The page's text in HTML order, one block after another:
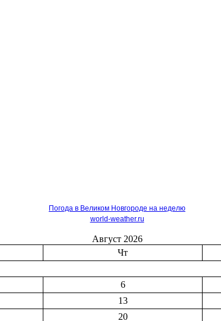
Погода в Великом Новгороде на неделю
world-weather.ru
Август 2026
Чт
6
13
20